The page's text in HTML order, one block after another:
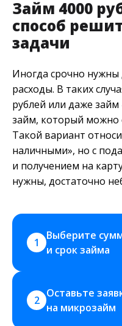
Займ 4000
способ
задачи
Иногда срочно
расходы. В таких
рублей или даже
займ, который можно
Такой вариант
наличными», но с
и получением на
нужны, достаточно
1
Выберите
и срок займа
2
Оставьте
на микрозайм